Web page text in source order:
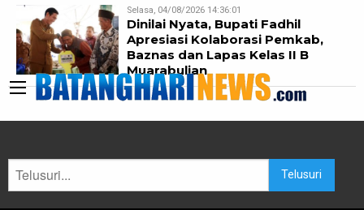
Selasa, 04/08/2026 14:36:01
Dinilai Nyata, Bupati Fadhil
Apresiasi Kolaborasi Pemkab,
Baznas dan Lapas Kelas II B
Muarabulian
Telusuri